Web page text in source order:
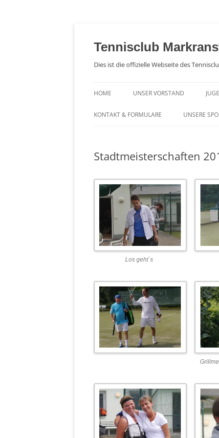
Tennisclub
Dies ist die offizielle Webseite des
HOME UNSER VORSTAND
KONTAKT & FORMULARE
MITGLIEDSANTRAG, SATZUNG &
KOMBIMANDAT / BANKEINZUG /
SEPA
FOTOGENEHMIGUNG
UNSERE
Stadtmeisterschaften
Los geht´s